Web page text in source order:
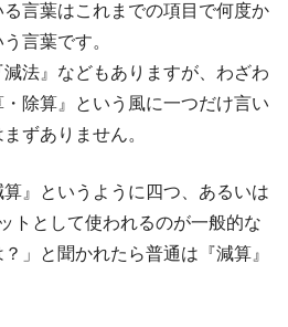
る言葉はこれまでの項目で何度か
言葉です。
法』などもありますが、わざわ
除算』という風に一つだけ言い
ずありません。
算』というように四つ、あるいは
トとして使われるのが一般的な
」と聞かれたら普通は『減算』